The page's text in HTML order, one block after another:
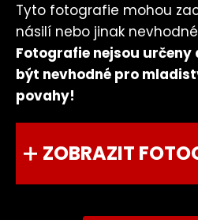
Tyto fotografie mohou
násilí nebo jinak
Fotografie nejsou určeny
být nevhodné pro
povahy!
ZOBRAZIT